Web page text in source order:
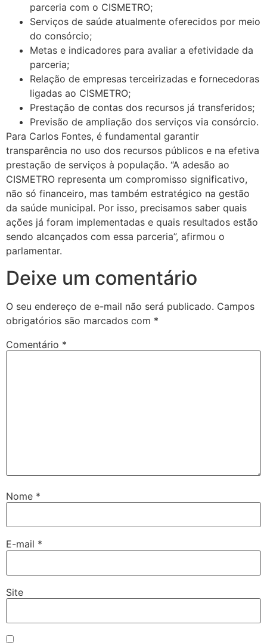
parceria com o CISMETRO;
Serviços de saúde atualmente oferecidos por meio
do consórcio;
Metas e indicadores para avaliar a efetividade da
parceria;
Relação de empresas terceirizadas e fornecedoras
ligadas ao CISMETRO;
Prestação de contas dos recursos já transferidos;
Previsão de ampliação dos serviços via consórcio.
Para Carlos Fontes, é fundamental garantir
transparência no uso dos recursos públicos e na efetiva
prestação de serviços à população. “A adesão ao
CISMETRO representa um compromisso significativo,
não só financeiro, mas também estratégico na gestão
da saúde municipal. Por isso, precisamos saber quais
ações já foram implementadas e quais resultados estão
sendo alcançados com essa parceria”, afirmou o
parlamentar.
Deixe um comentário
O seu endereço de e-mail não será publicado. Campos
obrigatórios são marcados com *
Comentário *
Nome *
E-mail *
Site